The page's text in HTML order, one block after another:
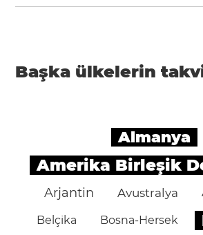
Başka ülkelerin
Almanya
Amerika Birleşik
Arjantin Avustralya
Belçika Bosna-Hersek